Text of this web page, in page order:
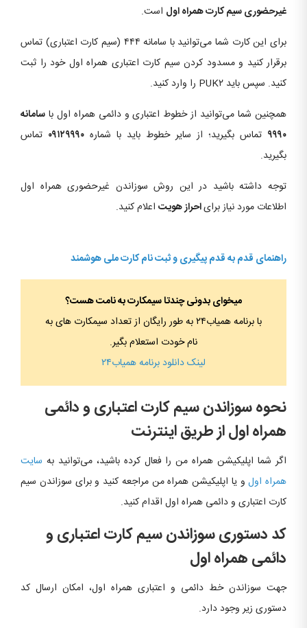
غیرحضوری سیم کارت همراه اول است.
برای این کارت شما می‌توانید با سامانه ۴۴۴ (سیم کارت اعتباری) تماس
برقرار کنید و مسدود کردن سیم کارت اعتباری همراه اول خود را ثبت
کنید. سپس باید PUK۲ را وارد کنید.
همچنین شما می‌توانید از خطوط اعتباری و دائمی همراه اول با سامانه
۹۹۹۰ تماس بگیرید؛ از سایر خطوط باید با شماره ۰۹۱۲۹۹۹۰ تماس
بگیرید.
توجه داشته باشید در این روش سوزاندن غیرحضوری همراه اول
اطلاعات مورد نیاز برایاحراز هویت اعلام کنید.
راهنمای قدم به قدم پیگیری و ثبت نام کارت ملی هوشمند
میخوای بدونی چندتا سیمکارت به نامت هست؟
با برنامه همیاب۲۴ به طور رایگان از تعداد سیمکارت های به
نام خودت استعلام بگیر.
لینک دانلود برنامه همیاب۲۴
نحوه سوزاندن سیم کارت اعتباری و دائمی
همراه اول از طریق اینترنت
اگر شما اپلیکیشن همراه من را فعال کرده باشید، می‌توانید به سایت
همراه اولو یا اپلیکیشن همراه من مراجعه کنید و برای سوزاندن سیم
کارت اعتباری و دائمی همراه اول اقدام کنید.
کد دستوری سوزاندن سیم کارت اعتباری و
دائمی همراه اول
جهت سوزاندن خط دائمی و اعتباری همراه اول، امکان ارسال کد
دستوری زیر وجود دارد.